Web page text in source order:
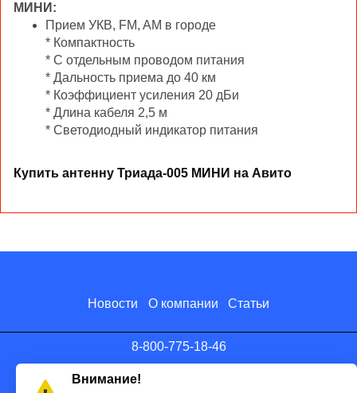
МИНИ:
Прием УКВ, FM, AM в городе
* Компактность
* С отдельным проводом питания
* Дальность приема до 40 км
* Коэффициент усиления 20 дБи
* Длина кабеля 2,5 м
* Светодиодный индикатор питания
Купить антенну Триада-005 МИНИ на Авито
Новости О компании Статьи
8-800-775-18-46
info@antenna.ru
Внимание!